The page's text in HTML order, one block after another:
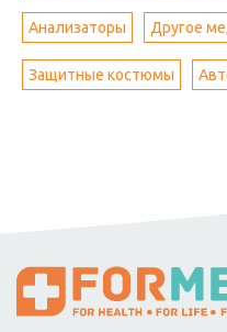
Анализаторы Другое
Защитные костюмы